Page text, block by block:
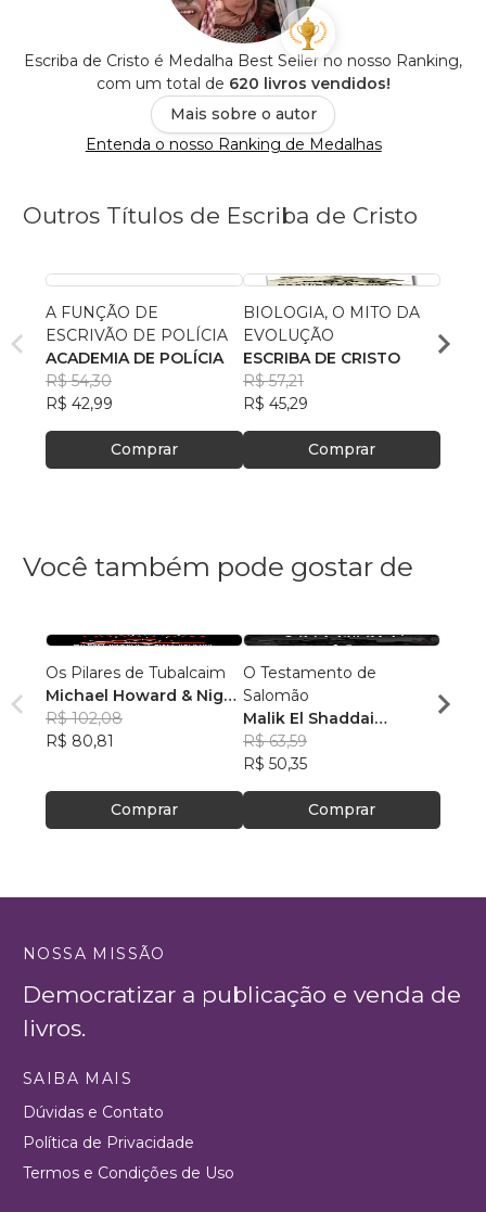
Escriba de Cristo é Medalha Best Seller no nosso Ranking,
com um total de 620 livros vendidos!
Mais sobre o autor
Entenda o nosso Ranking de Medalhas
Outros Títulos de Escriba de Cristo
A FUNÇÃO DE
ESCRIVÃO DE POLÍCIA
ACADEMIA DE POLÍCIA
R$ 54,30
R$ 42,99
Comprar
BIOLOGIA, O MITO DA
EVOLUÇÃO
ESCRIBA DE CRISTO
R$ 57,21
R$ 45,29
Comprar
Você também pode gostar de
Os Pilares de Tubalcaim
Michael Howard & Nigel
Jackson
R$ 102,08
R$ 80,81
Comprar
O Testamento de
Salomão
Malik El Shaddai
Editorial
R$ 63,59
R$ 50,35
Comprar
NOSSA MISSÃO
Democratizar a publicação e venda de
livros.
SAIBA MAIS
Dúvidas e Contato
Política de Privacidade
Termos e Condições de Uso